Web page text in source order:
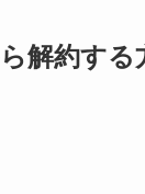
解約する